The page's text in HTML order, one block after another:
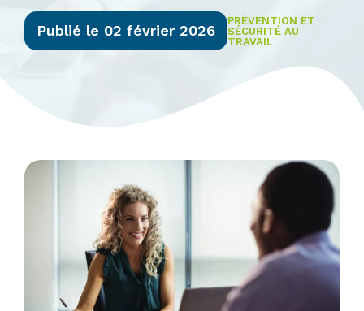
Publié le 02 février 2026
PRÉVENTION ET
SÉCURITÉ AU
TRAVAIL